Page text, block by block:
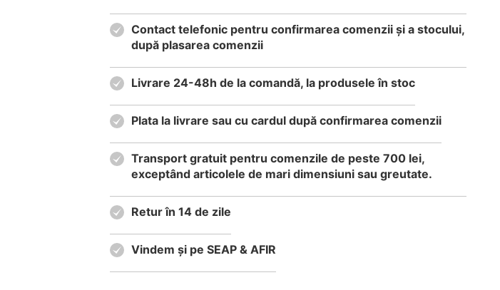
Contact telefonic pentru confirmarea comenzii și a stocului,
după plasarea comenzii
Livrare 24-48h de la comandă, la produsele în stoc
Plata la livrare sau cu cardul după confirmarea comenzii
Transport gratuit pentru comenzile de peste 700 lei,
exceptând articolele de mari dimensiuni sau greutate.
Retur în 14 de zile
Vindem și pe SEAP & AFIR